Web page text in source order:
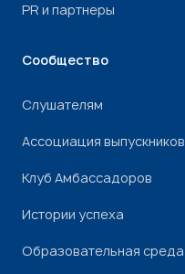
PR и партнеры
Сообщество
Слушателям
Ассоциация выпускников
Клуб Амбассадоров
Истории успеха
Образовательная среда